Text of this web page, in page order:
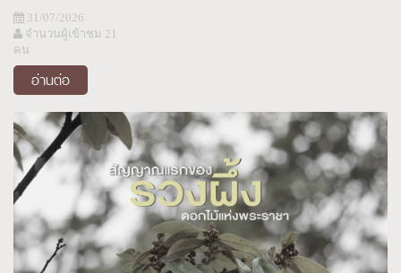
31/07/2026
จำนวนผู้เข้าชม 21
คน
อ่านต่อ